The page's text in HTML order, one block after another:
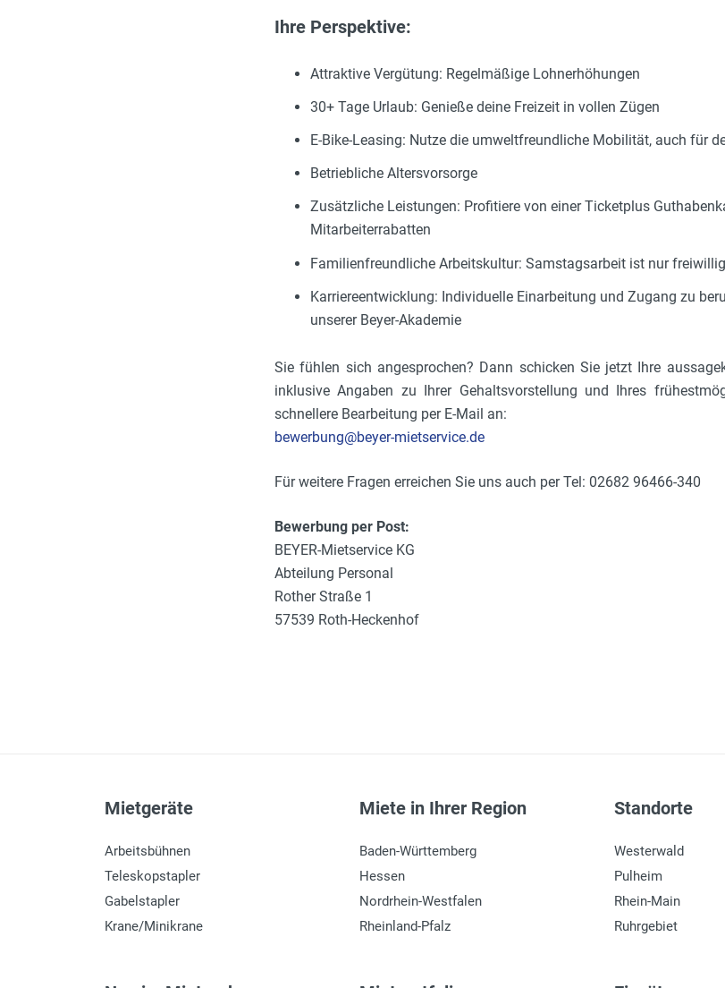
Ihre Perspektive:
Attraktive Vergütung: Regelmäßige Lohnerhöhungen
30+ Tage Urlaub: Genieße deine Freizeit in vollen Zügen
E-Bike-Leasing: Nutze die umweltfreundliche Mobilität, auch für
Betriebliche Altersvorsorge
Zusätzliche Leistungen: Profitiere von einer Ticketplus
Mitarbeiterrabatten
Familienfreundliche Arbeitskultur: Samstagsarbeit ist nur
Karriereentwicklung: Individuelle Einarbeitung und Zugang zu
unserer Beyer-Akademie
Sie fühlen sich angesprochen? Dann schicken Sie jetzt Ihre
inklusive Angaben zu Ihrer Gehaltsvorstellung und Ihres
schnellere Bearbeitung per E-Mail an:
bewerbung@beyer-mietservice.de
Für weitere Fragen erreichen Sie uns auch per Tel: 02682 96466-340
Bewerbung per Post:
BEYER-Mietservice KG
Abteilung Personal
Rother Straße 1
57539 Roth-Heckenhof
Mietgeräte
Arbeitsbühnen
Teleskopstapler
Gabelstapler
Krane/Minikrane
Miete in Ihrer Region
Baden-Württemberg
Hessen
Nordrhein-Westfalen
Rheinland-Pfalz
Standorte
Westerwald
Pulheim
Rhein-Main
Ruhrgebiet